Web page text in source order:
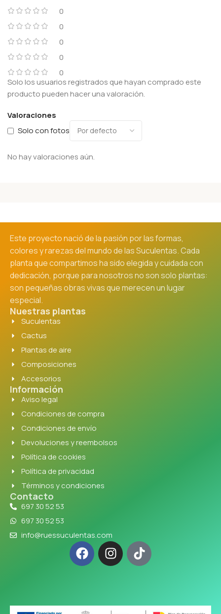
0
0
0
0
0
Valoraciones
Solo con fotos
No hay valoraciones aún.
Solo los usuarios registrados que hayan comprado este
producto pueden hacer una valoración.
Este proyecto nació de la pasión por las formas,
colores y rarezas del mundo de las Suculentas. Cada
planta que compartimos ha sido elegida y cuidada con
dedicación, porque para nosotros no son solo plantas:
son pequeñas obras vivas que merecen un lugar
especial.
Nuestras plantas
Suculentas
Cactus
Plantas de aire
Composiciones
Accesorios
Información
Aviso legal
Condiciones de compra
Condiciones de envío
Devoluciones y reembolsos
Política de cookies
Política de privacidad
Términos y condiciones
Contacto
697 30 52 53
697 30 52 53
info@ruessuculentas.com